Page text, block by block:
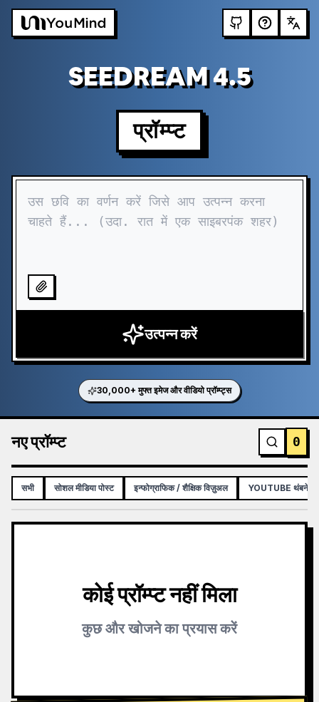
SEEDREAM 4.5
प्रॉम्प्ट
उत्पन्न करें
30,000+ मुफ्त इमेज और वीडियो प्रॉम्प्ट्स
नए प्रॉम्प्ट 0
सभी सोशल मीडिया पोस्ट इन्फोग्राफिक / शैक्षिक विज़ुअल YOUTUBE थंबनेल
कोई प्रॉम्प्ट नहीं मिला
कुछ और खोजने का प्रयास करें